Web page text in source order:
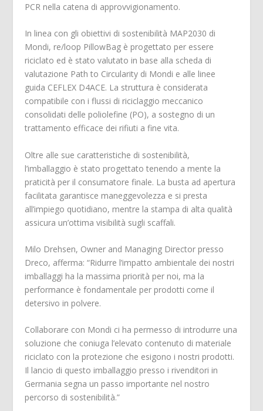
PCR nella catena di approvvigionamento.
In linea con gli obiettivi di sostenibilità MAP2030 di
Mondi, re/loop PillowBag è progettato per essere
riciclato ed è stato valutato in base alla scheda di
valutazione Path to Circularity di Mondi e alle linee
guida CEFLEX D4ACE. La struttura è considerata
compatibile con i flussi di riciclaggio meccanico
consolidati delle poliolefine (PO), a sostegno di un
trattamento efficace dei rifiuti a fine vita.
Oltre alle sue caratteristiche di sostenibilità,
l’imballaggio è stato progettato tenendo a mente la
praticità per il consumatore finale. La busta ad apertura
facilitata garantisce maneggevolezza e si presta
all’impiego quotidiano, mentre la stampa di alta qualità
assicura un’ottima visibilità sugli scaffali.
Milo Drehsen, Owner and Managing Director presso
Dreco, afferma: “Ridurre l’impatto ambientale dei nostri
imballaggi ha la massima priorità per noi, ma la
performance è fondamentale per prodotti come il
detersivo in polvere.
Collaborare con Mondi ci ha permesso di introdurre una
soluzione che coniuga l’elevato contenuto di materiale
riciclato con la protezione che esigono i nostri prodotti.
Il lancio di questo imballaggio presso i rivenditori in
Germania segna un passo importante nel nostro
percorso di sostenibilità.”